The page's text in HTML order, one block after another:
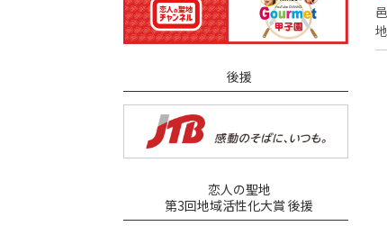
後援
恋人の聖地
第3回地域活性化大賞 後援